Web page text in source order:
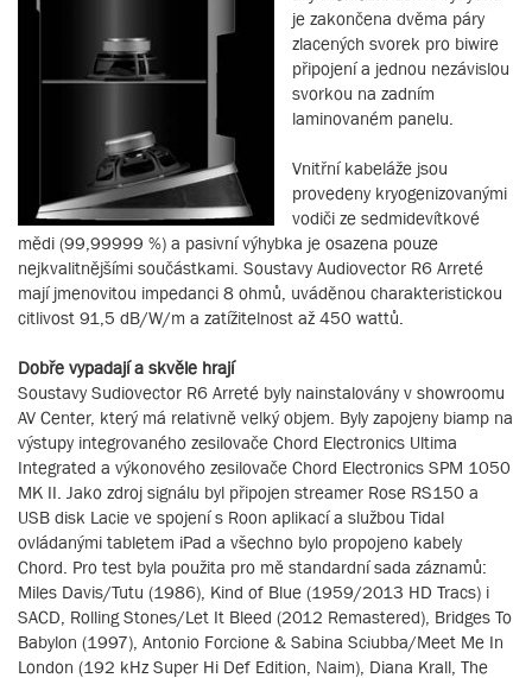
je zakončena dvěma páry
zlacených svorek pro biwire
připojení a jednou nezávislou
svorkou na zadním
laminovaném panelu.
Vnitřní kabeláže jsou
provedeny kryogenizovanými
vodiči ze sedmidevítkové
mědi (99,99999 %) a pasivní výhybka je osazena pouze
nejkvalitnějšími součástkami. Soustavy Audiovector R6 Arreté
mají jmenovitou impedanci 8 ohmů, uváděnou charakteristickou
citlivost 91,5 dB/W/m a zatížitelnost až 450 wattů.
Dobře vypadají a skvěle hrají
Soustavy Sudiovector R6 Arreté byly nainstalovány v showroomu
AV Center, který má relativně velký objem. Byly zapojeny biamp na
výstupy integrovaného zesilovače Chord Electronics Ultima
Integrated a výkonového zesilovače Chord Electronics SPM 1050
MK II. Jako zdroj signálu byl připojen streamer Rose RS150 a
USB disk Lacie ve spojení s Roon aplikací a službou Tidal
ovládanými tabletem iPad a všechno bylo propojeno kabely
Chord. Pro test byla použita pro mě standardní sada záznamů:
Miles Davis/Tutu (1986), Kind of Blue (1959/2013 HD Tracs) i
SACD, Rolling Stones/Let It Bleed (2012 Remastered), Bridges To
Babylon (1997), Antonio Forcione & Sabina Sciubba/Meet Me In
London (192 kHz Super Hi Def Edition, Naim), Diana Krall, The